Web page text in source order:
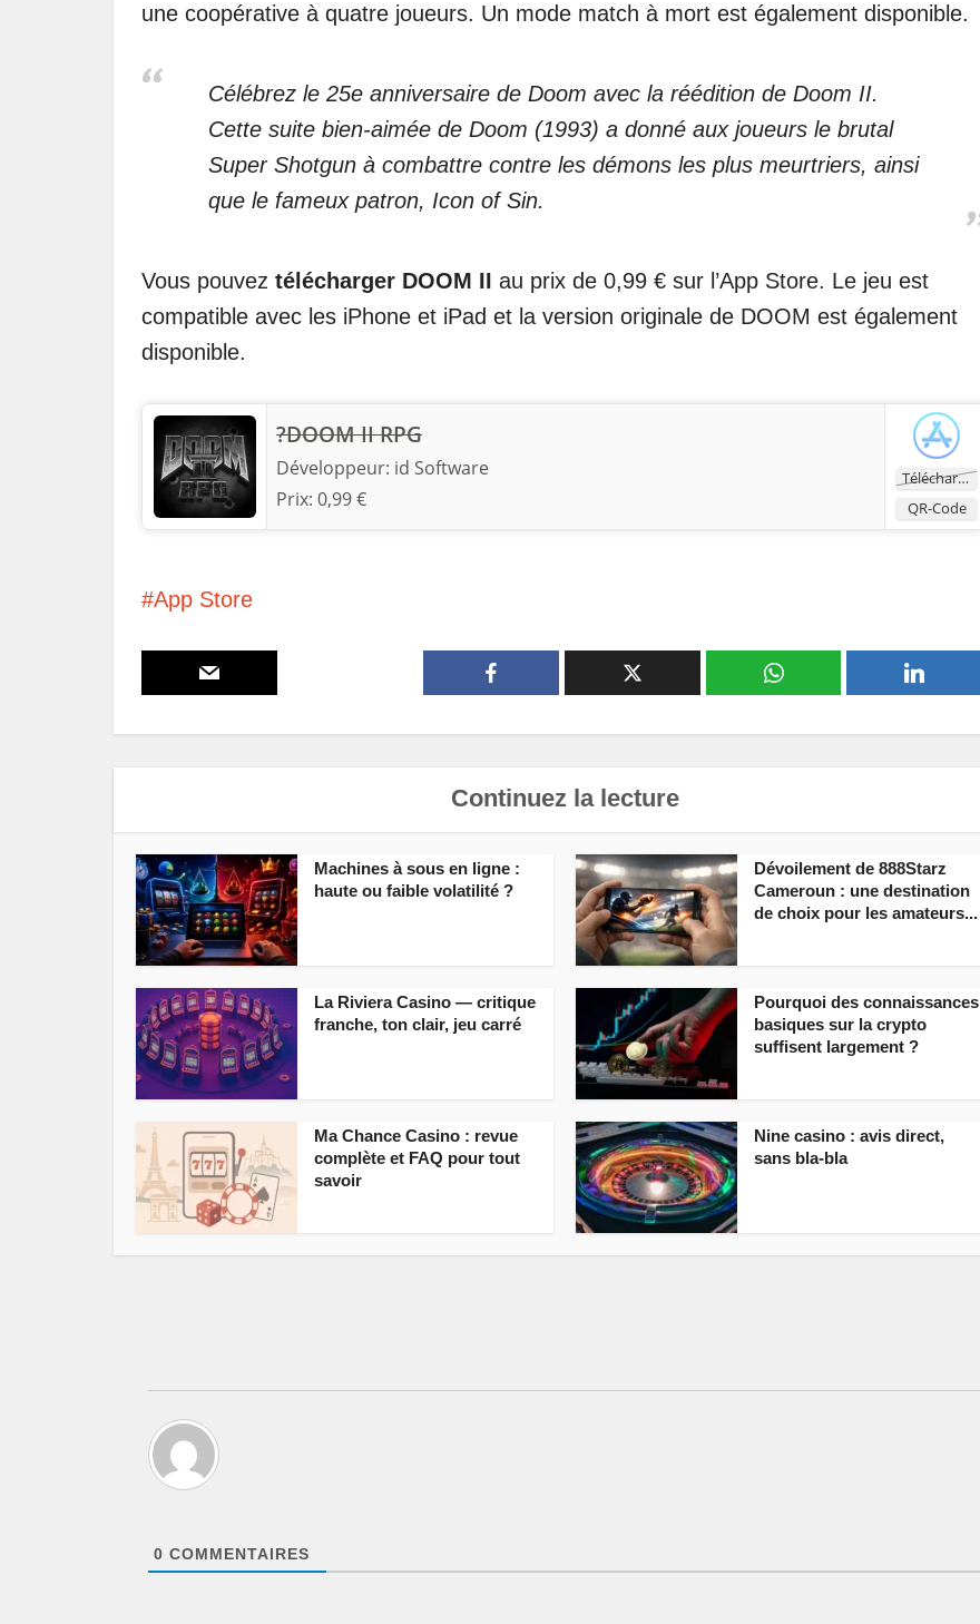
une coopérative à quatre joueurs. Un mode match à mort est également disponible.
Célébrez le 25e anniversaire de Doom avec la réédition de Doom II.
Cette suite bien-aimée de Doom (1993) a donné aux joueurs le brutal
Super Shotgun à combattre contre les démons les plus meurtriers, ainsi
que le fameux patron, Icon of Sin.
Vous pouvez télécharger DOOM II au prix de 0,99 € sur l’App Store. Le jeu est
compatible avec les iPhone et iPad et la version originale de DOOM est également
disponible.
Télécharger
QR-Code
?DOOM II RPG
Développeur: id Software
Prix: 0,99 €
App Store
Continuez la lecture
Machines à sous en ligne :
haute ou faible volatilité ?
Dévoilement de 888Starz
Cameroun : une destination
de choix pour les amateurs...
La Riviera Casino — critique
franche, ton clair, jeu carré
Pourquoi des connaissances
basiques sur la crypto
suffisent largement ?
Ma Chance Casino : revue
complète et FAQ pour tout
savoir
Nine casino : avis direct,
sans bla-bla
0 COMMENTAIRES